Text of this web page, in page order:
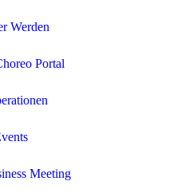
Werden
Portal
Meeting